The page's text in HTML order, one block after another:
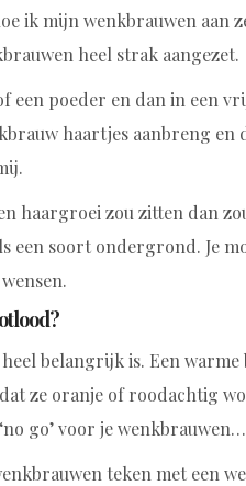
ik mijn wenkbrauwen aan
heel strak aangezet.
een poeder en dan in een
haartjes aanbreng
haargroei zou zitten dan
een soort ondergrond. Je
belangrijk is. Een
ze oranje of roodachtig
go’ voor je wenkbrauwen…
teken met een